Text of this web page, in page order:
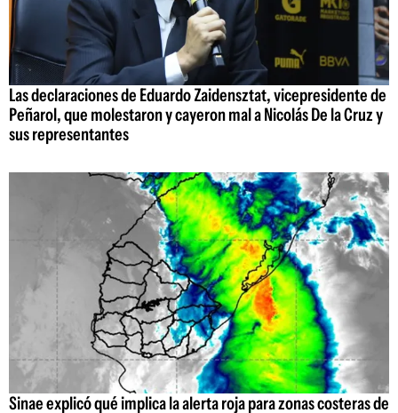
Las declaraciones de Eduardo Zaidensztat, vicepresidente de
Peñarol, que molestaron y cayeron mal a Nicolás De la Cruz y
sus representantes
Sinae explicó qué implica la alerta roja para zonas costeras de